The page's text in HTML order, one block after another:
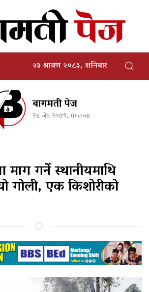
२३ श्रावण २०८३, शनिबार
बागमती पेज
२४ जेष्ठ २०७९, मंगलबार
माग गर्ने स्थानीयमाथि
गोली, एक किशोरीको